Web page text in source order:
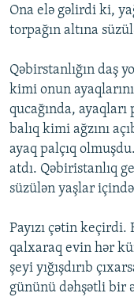
Ona elə gəlirdi ki,
torpağın altına
Qəbirstanlığın daş
kimi onun
qucağında, ayaqları
balıq kimi ağzını
ayaq palçıq
atdı. Qəbiristanlıq
süzülən yaşlar
Payızı çətin
qalxaraq evin hər
şeyi yığışdırıb
gününü dəhşətli bir